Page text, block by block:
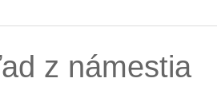
z námestia